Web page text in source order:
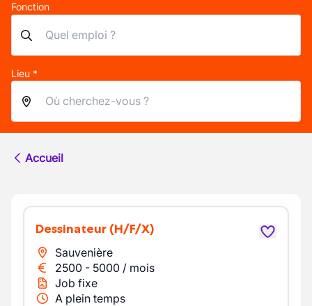
Fonction
Lieu *
Accueil
Dessinateur (H/F/X)
Sauvenière
2500 - 5000 / mois
Job fixe
A plein temps